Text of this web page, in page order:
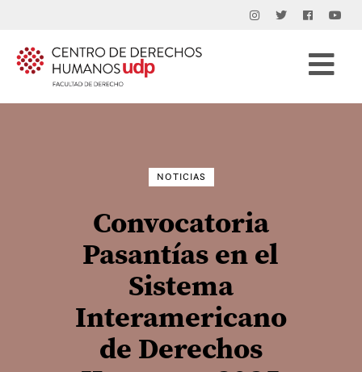
NOTICIAS
Convocatoria
Pasantías en el
Sistema
Interamericano
de Derechos